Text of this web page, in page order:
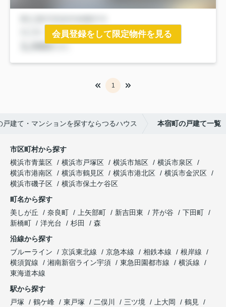
会員登録をして限定物件を見る
1
建て・マンションを探すならつるハウス 本宿町の戸建て一覧
市区町村から探す
横浜市青葉区
横浜市戸塚区 横浜市旭区
横浜市泉区
横浜市港南区
横浜市鶴見区 横浜市港北区
横浜市金沢区
横浜市磯子区
横浜市保土ケ谷区
町名から探す
美しが丘
奈良町 上矢部町 新吉田東 芹が谷
下田町
新橋町
洋光台 杉田
森
沿線から探す
ブルーライン
京浜東北線 京急本線 相鉄本線
根岸線
横須賀線
湘南新宿ライン宇須 東急田園都市線
横浜線
東海道本線
駅から探す
戸塚
鶴ケ峰 東戸塚 二俣川 三ツ境 上大岡
鶴見